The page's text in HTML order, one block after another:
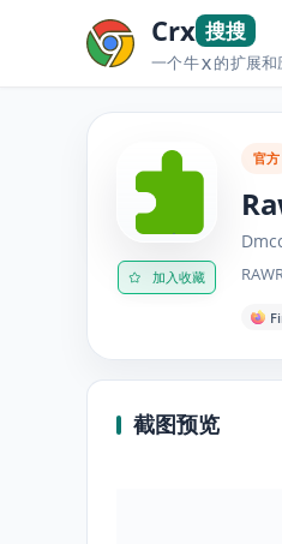
Crx 搜搜
一个牛X的扩展
加入收藏
官方
截图预览